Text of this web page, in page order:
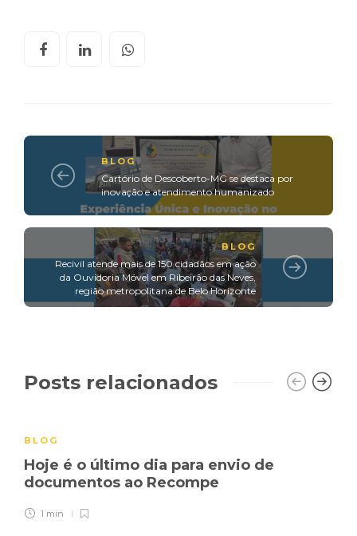
BLOG
Cartório de Descoberto-MG se destaca por
inovação e atendimento humanizado
BLOG
Recivil atende mais de 150 cidadãos em ação
da Ouvidoria Móvel em Ribeirão das Neves,
região metropolitana de Belo Horizonte
Posts relacionados
BLOG
Hoje é o último dia para envio de
documentos ao Recompe
1 min